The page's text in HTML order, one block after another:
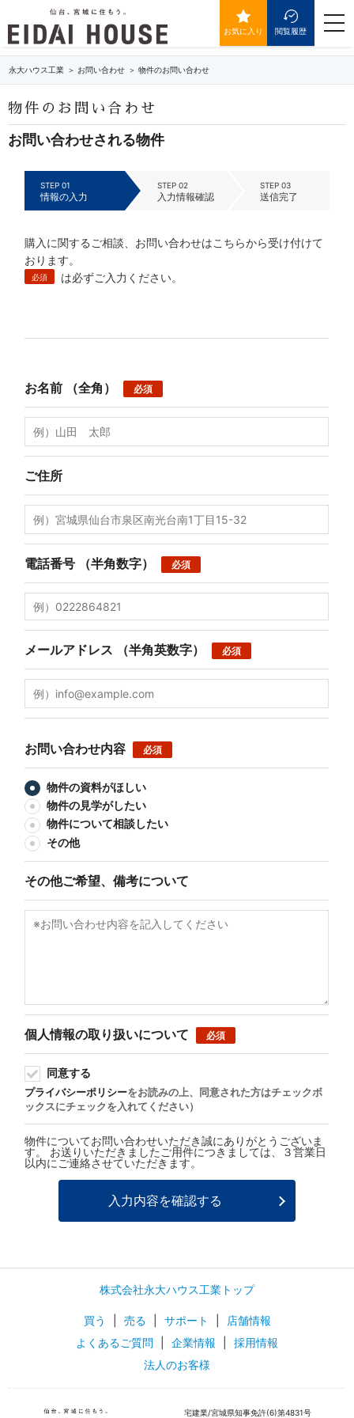
お気に入り 閲覧履歴
永大ハウス工業 お問い合わせ 物件のお問い合わせ
物件のお問い合わせ
お問い合わせされる物件
STEP 01
情報の入力
STEP 02
入力情報確認
STEP 03
送信完了
購入に関するご相談、お問い合わせはこちらから受け付けて
おります。
必須 は必ずご入力ください。
お名前 （全角） 必須
ご住所
電話番号 （半角数字） 必須
メールアドレス （半角英数字） 必須
お問い合わせ内容 必須
物件の資料がほしい
物件の見学がしたい
物件について相談したい
その他
その他ご希望、備考について
個人情報の取り扱いについて 必須
同意する
プライバシーポリシーをお読みの上、同意された方はチェックボ
ックスにチェックを入れてください）
物件についてお問い合わせいただき誠にありがとうございま
す。 お送りいただきましたご用件につきましては、３営業日
以内にご連絡させていただきます。
株式会社永大ハウス工業トップ
買う 売る サポート
店舗情報
よくあるご質問
企業情報
採用情報
法人のお客様
宅建業/宮城県知事免許(6)第4831号